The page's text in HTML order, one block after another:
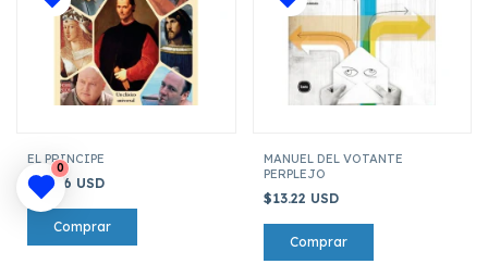
EL PRINCIPE
$22.46 USD
MANUEL DEL VOTANTE
PERPLEJO
$13.22 USD
0